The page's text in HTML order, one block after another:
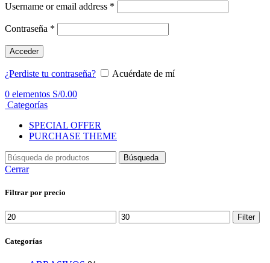
Username or email address *
Contraseña *
Acceder
¿Perdiste tu contraseña?
Acuérdate de mí
0 elementos S/0.00
Categorías
SPECIAL OFFER
PURCHASE THEME
Búsqueda
Cerrar
Filtrar por precio
Min
price
Max
price
Filter
Categorías